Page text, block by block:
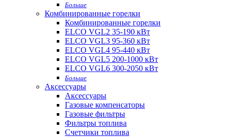
Больше
Комбинированные горелки
Комбинированные горелки
ELCO VGL2 35-190 кВт
ELCO VGL3 95-360 кВт
ELCO VGL4 95-440 кВт
ELCO VGL5 200-1000 кВт
ELCO VGL6 300-2050 кВт
Больше
Аксессуары
Аксессуары
Газовые компенсаторы
Газовые фильтры
Фильтры топлива
Счетчики топлива